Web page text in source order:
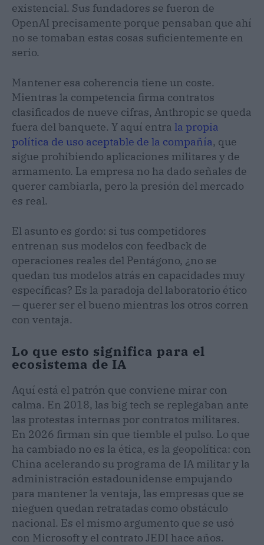
existencial. Sus fundadores se fueron de
OpenAI precisamente porque pensaban que ahí
no se tomaban estas cosas suficientemente en
serio.
Mantener esa coherencia tiene un coste.
Mientras la competencia firma contratos
clasificados de nueve cifras, Anthropic se queda
fuera del banquete. Y aquí entra la propia
política de uso aceptable de la compañía, que
sigue prohibiendo aplicaciones militares y de
armamento. La empresa no ha dado señales de
querer cambiarla, pero la presión del mercado
es real.
El asunto es gordo: si tus competidores
entrenan sus modelos con feedback de
operaciones reales del Pentágono, ¿no se
quedan tus modelos atrás en capacidades muy
específicas? Es la paradoja del laboratorio ético
— querer ser el bueno mientras los otros corren
con ventaja.
Lo que esto significa para el
ecosistema de IA
Aquí está el patrón que conviene mirar con
calma. En 2018, las big tech se replegaban ante
las protestas internas por contratos militares.
En 2026 firman sin que tiemble el pulso. Lo que
ha cambiado no es la ética, es la geopolítica: con
China acelerando su programa de IA militar y la
administración estadounidense empujando
para mantener la ventaja, las empresas que se
nieguen quedan retratadas como obstáculo
nacional. Es el mismo argumento que se usó
con Microsoft y el contrato JEDI hace años.